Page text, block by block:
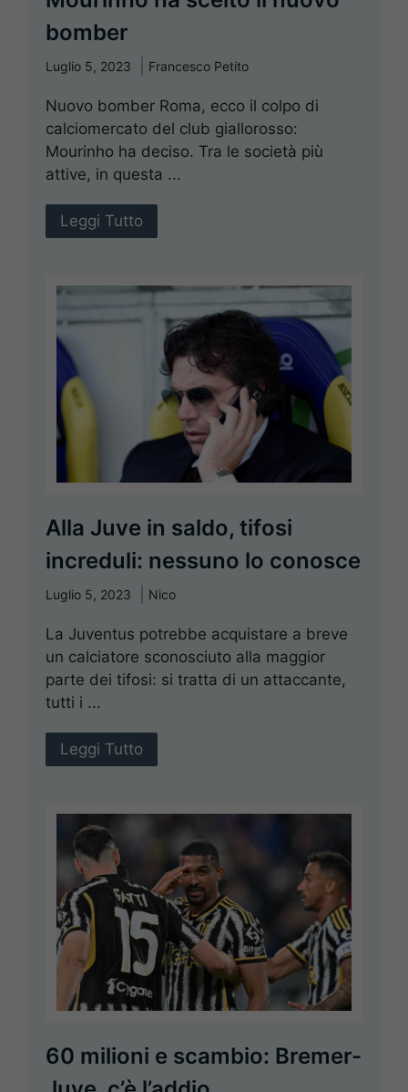
bomber
Luglio 5, 2023 Francesco Petito
Nuovo bomber Roma, ecco il colpo di
calciomercato del club giallorosso:
Mourinho ha deciso. Tra le società più
attive, in questa ...
Leggi Tutto
Alla Juve in saldo, tifosi
increduli: nessuno lo conosce
Luglio 5, 2023 Nico
La Juventus potrebbe acquistare a breve
un calciatore sconosciuto alla maggior
parte dei tifosi: si tratta di un attaccante,
tutti i ...
Leggi Tutto
60 milioni e scambio: Bremer-